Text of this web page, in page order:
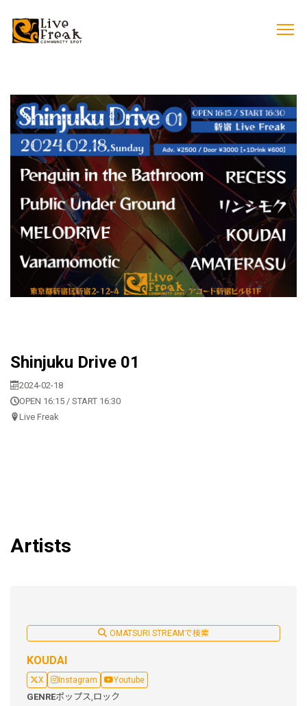
Shinjuku Drive 01
2024-02-18
OPEN 16:15 / START 16:30
Live Freak
Artists
OMATSURI STREAMで検索
KOUDAI
X Instagram Youtube
GENREポップス, ロック